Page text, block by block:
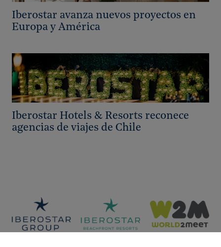
Iberostar avanza nuevos proyectos en
Europa y América
Iberostar Hotels & Resorts reconece
agencias de viajes de Chile